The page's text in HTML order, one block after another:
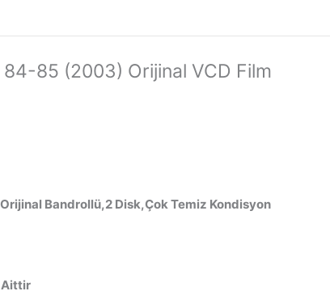
85 (2003) Orijinal VCD Film
Bandrollü,2 Disk,Çok Temiz Kondisyon
Aittir